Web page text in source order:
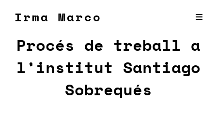
Irma Marco
Procés de treball a
l’institut Santiago
Sobrequés